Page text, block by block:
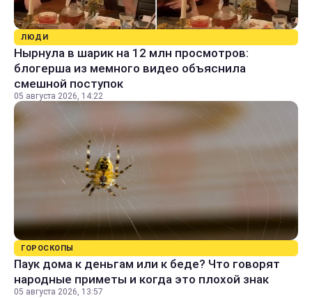
ЛЮДИ
Нырнула в шарик на 12 млн просмотров:
блогерша из мемного видео объяснила
смешной поступок
05 августа 2026, 14:22
ГОРОСКОПЫ
Паук дома к деньгам или к беде? Что говорят
народные приметы и когда это плохой знак
05 августа 2026, 13:57